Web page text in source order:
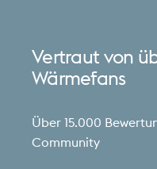
Vertraut von
Wärmefans
Über 15.000
Community